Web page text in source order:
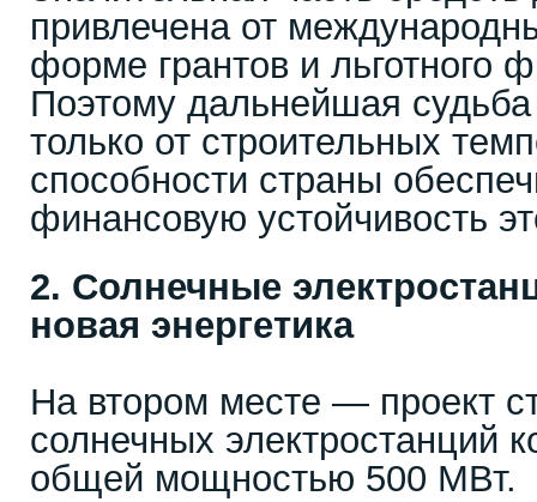
привлечена от
форме грантов и льготного
Поэтому дальнейшая судьба
только от строительных
способности страны
финансовую устойчивость
2. Солнечные
новая энергетика
На втором месте — проект
солнечных электростанций
общей мощностью 500 МВт.